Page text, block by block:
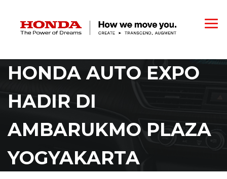
HONDA AUTO EXPO
HADIR DI
AMBARUKMO PLAZA
YOGYAKARTA